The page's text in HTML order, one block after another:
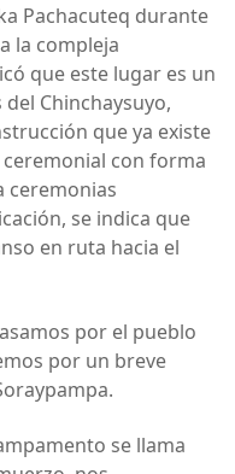
Pachacuteq durante
la compleja
que este lugar es un
Chinchaysuyo,
que ya existe
con forma
ceremonias
se indica que
en ruta hacia el
por el pueblo
por un breve
se llama